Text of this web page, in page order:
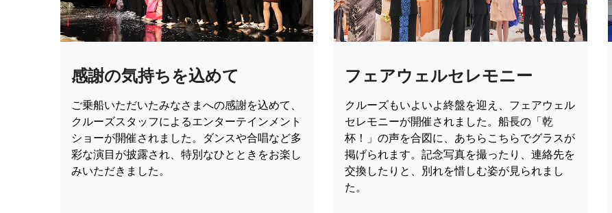
感謝の気持ちを込めて
ご乗船いただいたみなさまへの感謝を込めて、
クルーズスタッフによるエンターテインメント
ショーが開催されました。ダンスや合唱など多
彩な演目が披露され、特別なひとときをお楽し
みいただきました。
フェアウェルセレモニー
クルーズもいよいよ終盤を迎え、フェアウェル
セレモニーが開催されました。船長の「乾
杯！」の声を合図に、あちらこちらでグラスが
掲げられます。記念写真を撮ったり、連絡先を
交換したりと、別れを惜しむ姿が見られまし
た。